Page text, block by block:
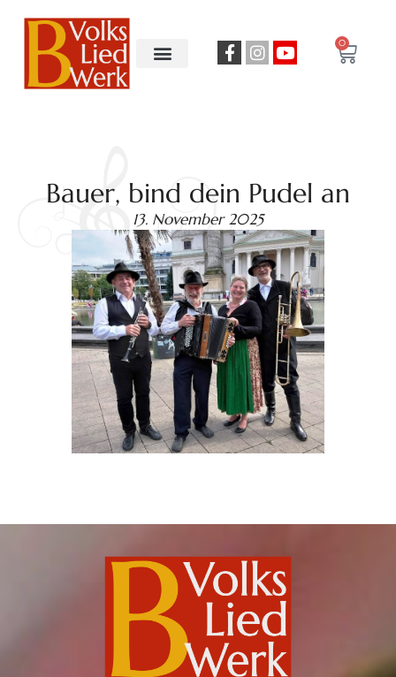
0
Bauer, bind dein Pudel an
13. November 2025